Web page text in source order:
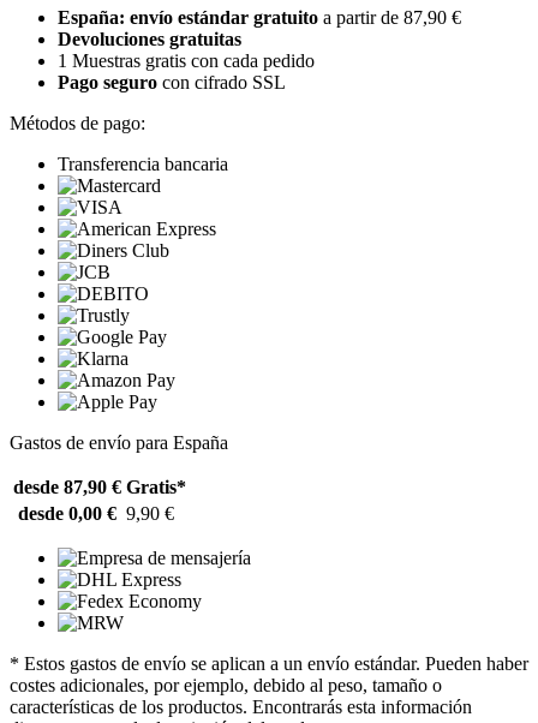
España: envío estándar gratuito a partir de 87,90 €
Devoluciones gratuitas
1 Muestras gratis con cada pedido
Pago seguro con cifrado SSL
Métodos de pago:
Transferencia bancaria
Gastos de envío para España
desde 87,90 € Gratis*
desde 0,00 € 9,90 €
* Estos gastos de envío se aplican a un envío estándar. Pueden haber
costes adicionales, por ejemplo, debido al peso, tamaño o
características de los productos. Encontrarás esta información